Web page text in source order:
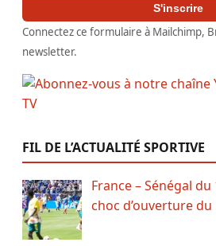
S'inscrire
Connectez ce formulaire à Mailchimp,
newsletter.
FIL DE L’ACTUALITÉ SPORTIVE
France – Sénégal
choc d’ouverture